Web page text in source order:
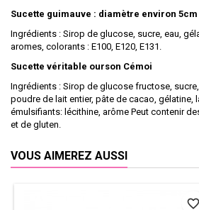
Sucette guimauve : diamètre environ 5cm
Ingrédients : Sirop de glucose, sucre, eau,
aromes, colorants : E100, E120, E131.
Sucette véritable ourson Cémoi
Ingrédients : Sirop de glucose fructose, sucre,
poudre de lait entier, pâte de cacao, gélatine,
émulsifiants: lécithine, arôme Peut contenir
et de gluten.
VOUS AIMEREZ AUSSI
favorite_border